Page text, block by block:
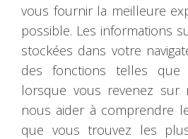
vous fournir la meilleure
possible. Les informations
stockées dans votre
des fonctions telles que
lorsque vous revenez
nous aider à comprendre
que vous trouvez les